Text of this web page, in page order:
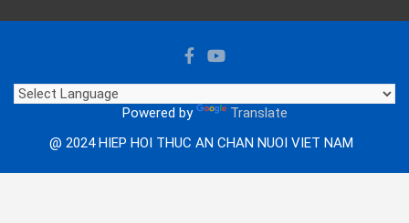
Powered by
Translate
@ 2024 HIEP HOI THUC AN CHAN NUOI VIET NAM